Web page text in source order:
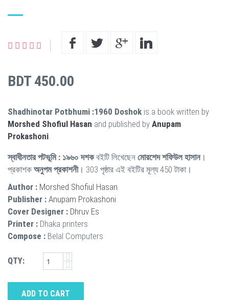
BDT 450.00
Shadhinotar Potbhumi :1960 Doshok is a book written by
Morshed Shofiul Hasan and published by Anupam
Prokashoni
স্বাধীনতার পটভূমি : ১৯৬০ দশকবইটি লিখেছেন মোরশেদ শফিউল হাসান।
প্রকাশক অনুপম প্রকাশনী। 303 পৃষ্ঠার এই বইটির মূল্য 450 টাকা।
Author : Morshed Shofiul Hasan
Publisher : Anupam Prokashoni
Cover Designer : Dhruv Es
Printer : Dhaka printers
Compose : Belal Computers
QTY:
ADD TO CART